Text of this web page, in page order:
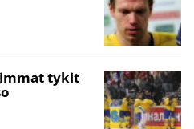
tykit